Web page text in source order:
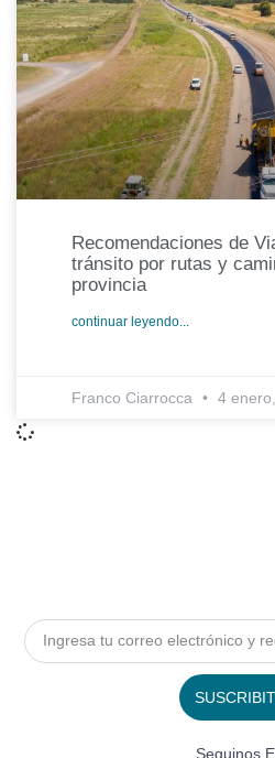
Recomendaciones de
tránsito por rutas y
provincia
continuar leyendo...
Franco Ciarrocca 4
Seguinos